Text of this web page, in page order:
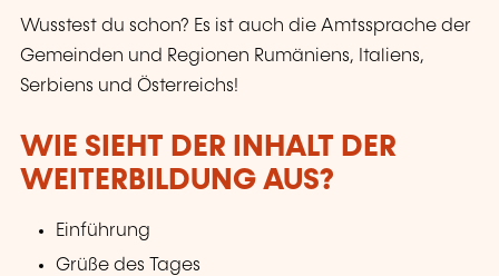
Wusstest du schon? Es ist auch die Amtssprache der
Gemeinden und Regionen Rumäniens, Italiens,
Serbiens und Österreichs!
WIE SIEHT DER INHALT DER
WEITERBILDUNG AUS?
Einführung
Grüße des Tages